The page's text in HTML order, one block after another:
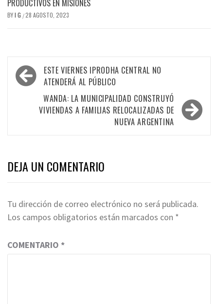
PRODUCTIVOS EN MISIONES
BYI G /28 AGOSTO, 2023
Navegación
de
entradas
ESTE VIERNES IPRODHA CENTRAL NO
ATENDERÁ AL PÚBLICO
WANDA: LA MUNICIPALIDAD CONSTRUYÓ
VIVIENDAS A FAMILIAS RELOCALIZADAS DE
NUEVA ARGENTINA
DEJA UN COMENTARIO
Tu dirección de correo electrónico no será publicada.
Los campos obligatorios están marcados con *
COMENTARIO *